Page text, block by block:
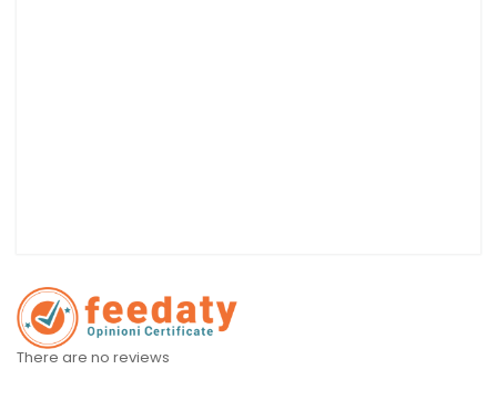
There are no reviews